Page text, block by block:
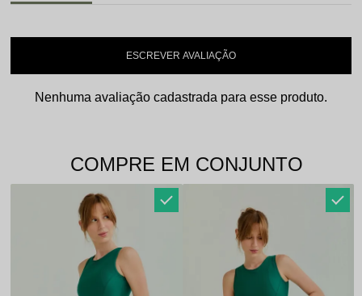
ESCREVER AVALIAÇÃO
Nenhuma avaliação cadastrada para esse produto.
COMPRE EM CONJUNTO